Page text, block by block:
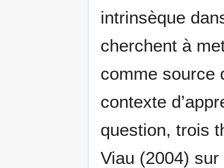
intrinsèque
cherchent à
comme source
contexte
question, trois
Viau (2004)